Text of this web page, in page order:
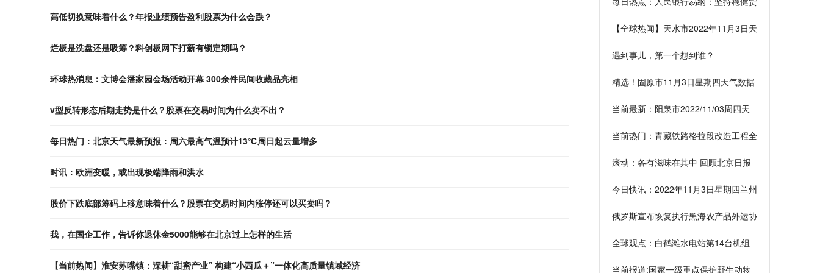
高低切换意味着什么？年报业绩预告盈利股票为什么会跌？
烂板是洗盘还是吸筹？科创板网下打新有锁定期吗？
环球热消息：文博会潘家园会场活动开幕 300余件民间收藏品亮相
v型反转形态后期走势是什么？股票在交易时间为什么卖不出？
每日热门：北京天气最新预报：周六最高气温预计13℃周日起云量增多
时讯：欧洲变暖，或出现极端降雨和洪水
股价下跌底部筹码上移意味着什么？股票在交易时间内涨停还可以买卖吗？
我，在国企工作，告诉你退休金5000能够在北京过上怎样的生活
【当前热闻】淮安苏嘴镇：深耕“甜蜜产业” 构建“小西瓜＋”一体化高质量镇域经济
【全球热闻】天水市2022年11月3日天
遇到事儿，第一个想到谁？
精选！固原市11月3日星期四天气数据
当前最新：阳泉市2022/11/03周四天
当前热门：青藏铁路格拉段改造工程全
滚动：各有滋味在其中 回顾北京日报
今日快讯：2022年11月3日星期四兰州
俄罗斯宣布恢复执行黑海农产品外运协
全球观点：白鹤滩水电站第14台机组
当前报道:国家一级重点保护野生动物